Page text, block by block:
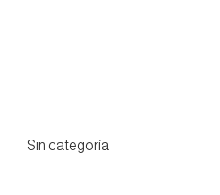
Sin categoría